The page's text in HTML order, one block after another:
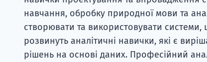
навчання, обробку природної мови та
створювати та використовувати системи,
розвинуть аналітичні навички, які є
рішень на основі даних. Професійний